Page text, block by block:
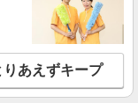
日払い有/週払い有/交
細を見る
りあえずキープ